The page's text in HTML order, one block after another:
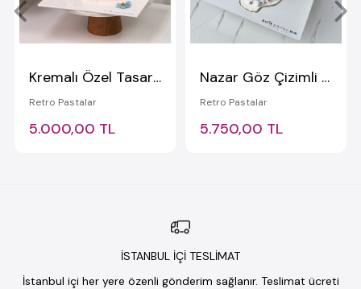
Kremalı Özel Tasarım Pinterest Pastası
Retro Pastalar
5.000,00 TL
Nazar Göz Çizimli Retro Pasta 2
Retro Pastalar
5.750,00 TL
İSTANBUL İÇİ TESLİMAT
İstanbul içi her yere özenli gönderim sağlanır. Teslimat ücreti